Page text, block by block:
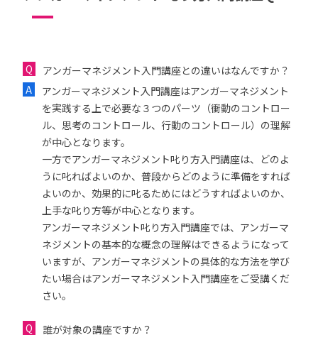
アンガーマネジメント入門講座との違いはなんですか？
アンガーマネジメント入門講座はアンガーマネジメント
を実践する上で必要な３つのパーツ（衝動のコントロー
ル、思考のコントロール、行動のコントロール）の理解
が中心となります。
一方でアンガーマネジメント叱り方入門講座は、どのよ
うに叱ればよいのか、普段からどのように準備をすれば
よいのか、効果的に叱るためにはどうすればよいのか、
上手な叱り方等が中心となります。
アンガーマネジメント叱り方入門講座では、アンガーマ
ネジメントの基本的な概念の理解はできるようになって
いますが、アンガーマネジメントの具体的な方法を学び
たい場合はアンガーマネジメント入門講座をご受講くだ
さい。
誰が対象の講座ですか？